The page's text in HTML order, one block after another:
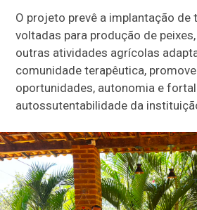
O projeto prevê a implantação de
voltadas para produção de
outras atividades agrícolas
comunidade terapêutica,
oportunidades, autonomia e
autossutentabilidade da